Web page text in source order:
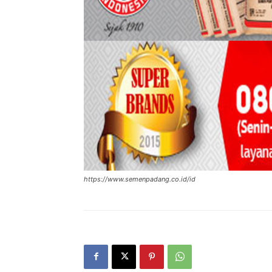
https://www.semenpadang.co.id/id